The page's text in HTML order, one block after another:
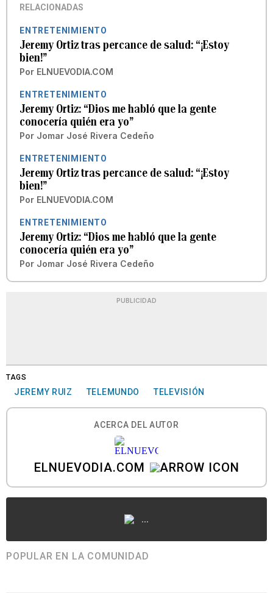
RELACIONADAS
ENTRETENIMIENTO
Jeremy Ortiz tras percance de salud: “¡Estoy
bien!”
Por ELNUEVODIA.COM
ENTRETENIMIENTO
Jeremy Ortiz: “Dios me habló que la gente
conocería quién era yo”
Por Jomar José Rivera Cedeño
ENTRETENIMIENTO
Jeremy Ortiz tras percance de salud: “¡Estoy
bien!”
Por ELNUEVODIA.COM
ENTRETENIMIENTO
Jeremy Ortiz: “Dios me habló que la gente
conocería quién era yo”
Por Jomar José Rivera Cedeño
PUBLICIDAD
TAGS
JEREMY RUIZ TELEMUNDO TELEVISIÓN
ACERCA DEL AUTOR
ELNUEVODIA.COM
...
POPULAR EN LA COMUNIDAD